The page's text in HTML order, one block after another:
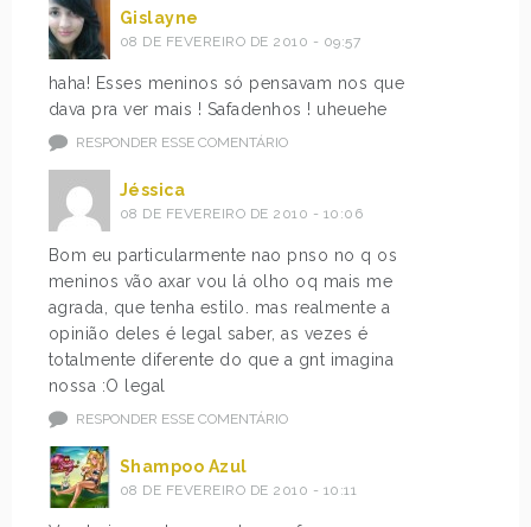
Gislayne
08 DE FEVEREIRO DE 2010 - 09:57
haha! Esses meninos só pensavam nos que
dava pra ver mais ! Safadenhos ! uheuehe
RESPONDER ESSE COMENTÁRIO
Jéssica
08 DE FEVEREIRO DE 2010 - 10:06
Bom eu particularmente nao pnso no q os
meninos vão axar vou lá olho oq mais me
agrada, que tenha estilo. mas realmente a
opinião deles é legal saber, as vezes é
totalmente diferente do que a gnt imagina
nossa :O legal
RESPONDER ESSE COMENTÁRIO
Shampoo Azul
08 DE FEVEREIRO DE 2010 - 10:11